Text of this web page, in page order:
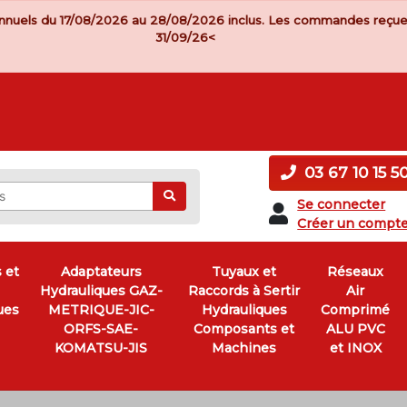
du 17/08/2026 au 28/08/2026 inclus. Les commandes
31/09/26<
Ok
03 67 10 15
Se connecter
Créer un
et
Adaptateurs
Hydrauliques GAZ-
METRIQUE-JIC-
ORFS-SAE-
KOMATSU-JIS
Tuyaux et
Raccords à Sertir
Hydrauliques
Composants et
Machines
Réseaux
Air
Comprimé
ALU PVC
et INOX